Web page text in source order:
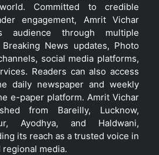
Committed to credible
engagement, Amrit Vichar
audience through multiple
News updates, Photo
social media platforms,
Readers can also access
daily newspaper and weekly
e-paper platform. Amrit Vichar
from Bareilly, Lucknow,
Ayodhya, and Haldwani,
its reach as a trusted voice in
media.